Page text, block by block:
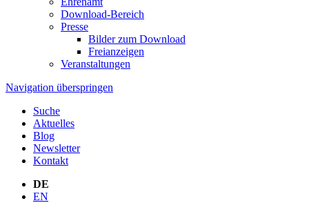
Download-Bereich
Presse
Bilder zum Download
Freianzeigen
Veranstaltungen
Navigation überspringen
Suche
Aktuelles
Blog
Newsletter
Kontakt
DE
EN